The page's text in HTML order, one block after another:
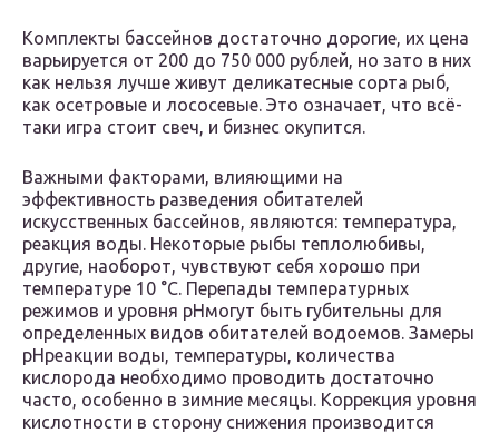
Комплекты бассейнов достаточно дорогие, их цена
варьируется от 200 до 750 000 рублей, но зато в них
как нельзя лучше живут деликатесные сорта рыб,
как осетровые и лососевые. Это означает, что всё-
таки игра стоит свеч, и бизнес окупится.
Важными факторами, влияющими на
эффективность разведения обитателей
искусственных бассейнов, являются: температура,
реакция воды. Некоторые рыбы теплолюбивы,
другие, наоборот, чувствуют себя хорошо при
температуре 10 °С. Перепады температурных
режимов и уровня pHмогут быть губительны для
определенных видов обитателей водоемов. Замеры
pHреакции воды, температуры, количества
кислорода необходимо проводить достаточно
часто, особенно в зимние месяцы. Коррекция уровня
кислотности в сторону снижения производится